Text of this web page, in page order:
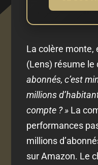
La colère monte,
(Lens) résume
abonnés, c’est
millions
compte ? » La
performances
millions
sur Amazon. Le